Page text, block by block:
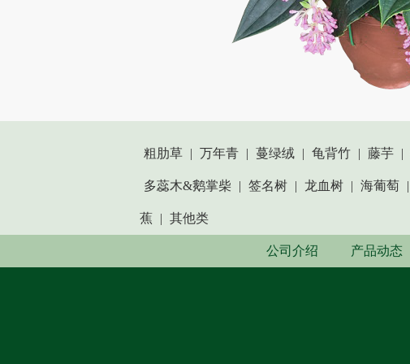
粗肋草 | 万年青 | 蔓绿绒 | 龟背竹 | 藤芋 |
多蕊木&鹅掌柴 | 签名树 | 龙血树 | 海葡萄 |
蕉 | 其他类
公司介绍 产品动态